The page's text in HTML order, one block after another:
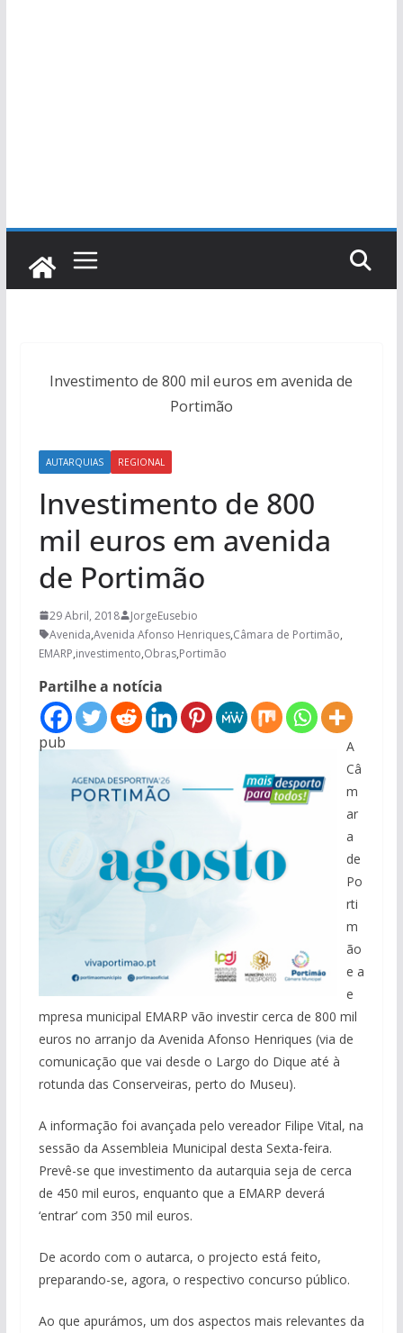
Investimento de 800 mil euros em avenida de
Portimão
AUTARQUIAS REGIONAL
Investimento de 800
mil euros em avenida
de Portimão
29 Abril, 2018
JorgeEusebio
Avenida,Avenida Afonso Henriques,Câmara de Portimão,
EMARP,investimento,Obras,Portimão
Partilhe a notícia
pub
A
Câ
m
ar
a
de
Po
rti
m
ão
e a
e
mpresa municipal EMARP vão investir cerca de 800 mil
euros no arranjo da Avenida Afonso Henriques (via de
comunicação que vai desde o Largo do Dique até à
rotunda das Conserveiras, perto do Museu).
A informação foi avançada pelo vereador Filipe Vital, na
sessão da Assembleia Municipal desta Sexta-feira.
Prevê-se que investimento da autarquia seja de cerca
de 450 mil euros, enquanto que a EMARP deverá
‘entrar’ com 350 mil euros.
De acordo com o autarca, o projecto está feito,
preparando-se, agora, o respectivo concurso público.
Ao que apurámos, um dos aspectos mais relevantes da